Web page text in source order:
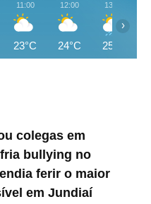
11:00
23°C
12:00
24°C
13:00
25°C
›
colegas em
bullying no
ferir o maior
em Jundiaí